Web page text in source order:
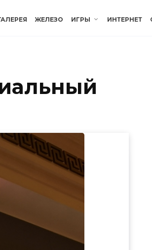
ЖЕЛЕЗО ИГРЫ ИНТЕРНЕТ